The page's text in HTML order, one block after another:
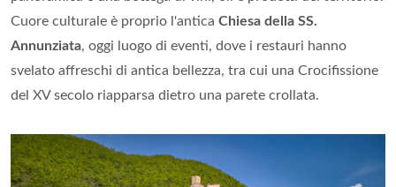
Cuore culturale è proprio l'antica Chiesa della SS.
Annunziata, oggi luogo di eventi, dove i restauri hanno
svelato affreschi di antica bellezza, tra cui una Crocifissione
del XV secolo riapparsa dietro una parete crollata.